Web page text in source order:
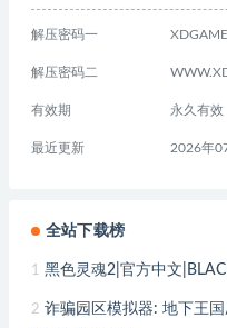
解压密码一 XDGAME
解压密码二
有效期 永久有效
最近更新 2026年
全站下载榜
1 黑色灵魂2|官方中文
2 诈骗园区模拟器: 地下王